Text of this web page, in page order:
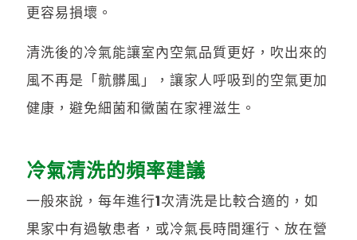
更容易損壞。
清洗後的冷氣能讓室內空氣品質更好，吹出來的
風不再是「骯髒風」，讓家人呼吸到的空氣更加
健康，避免細菌和黴菌在家裡滋生。
冷氣清洗的頻率建議
一般來說，每年進行1次清洗是比較合適的，如
果家中有過敏患者，或冷氣長時間運行、放在營